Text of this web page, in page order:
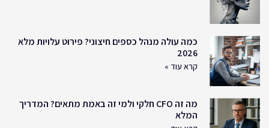
כמה עולה מנהל כספים חיצוני? פירוט עלויות מלא
2026
קרא עוד »
מה זה CFO חלקי ולמי זה באמת מתאים? המדריך
המלא